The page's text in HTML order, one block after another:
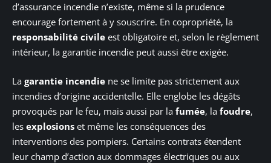
d’assurance incendie n’existe, même si la prudence
encourage fortement à y souscrire. En copropriété, la
responsabilité civile est obligatoire et, selon le règlement
intérieur, la garantie incendie peut aussi être exigée.
La garantie incendie ne se limite pas strictement aux
incendies d’origine accidentelle. Elle englobe les dégâts
provoqués par le feu, mais aussi par la fumée, la foudre,
les explosions et même les conséquences des
interventions des pompiers. Certains contrats étendent
leur champ d’action aux dommages électriques ou aux